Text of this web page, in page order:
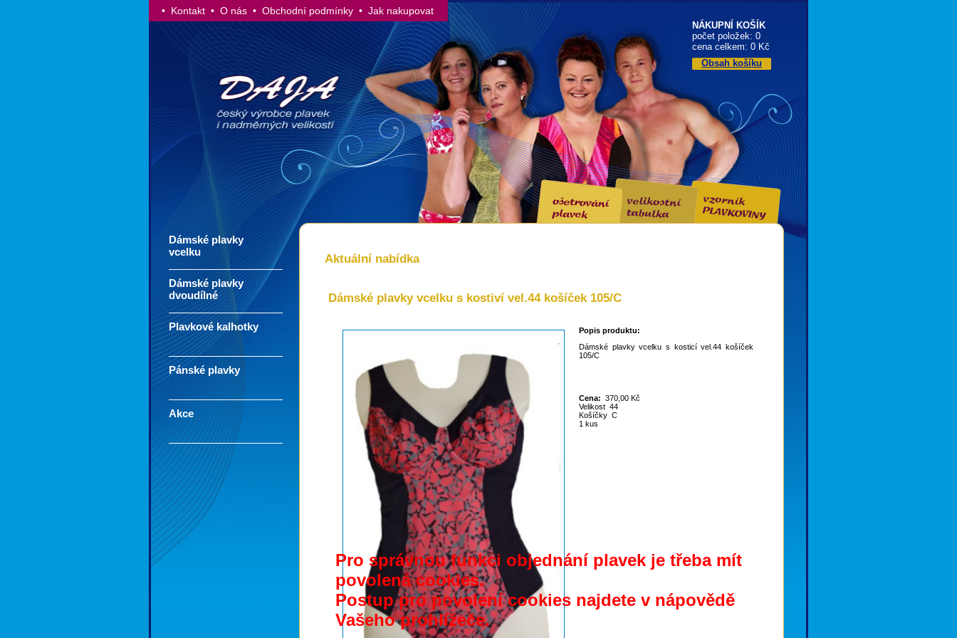
NÁKUPNÍ KOŠÍK
počet položek: 0
cena celkem: 0 Kč
Obsah košíku
• Kontakt • O nás • Obchodní podmínky • Jak nakupovat
Dámské plavky
vcelku
Dámské plavky
dvoudílné
Plavkové kalhotky
Pánské plavky
Akce
Aktuální nabídka
Dámské plavky vcelku s kostiví vel.44 košíček 105/C
Popis produktu:
Dámské plavky vcelku s kosticí vel.44 košíček
105/C
Cena: 370,00 Kč
Velikost 44
Košíčky C
1 kus
Pro správnou funkci objednání plavek je třeba mít
povolená cookies.
Postup pro povolení cookies najdete v nápovědě
Vašeho prohlížeče.